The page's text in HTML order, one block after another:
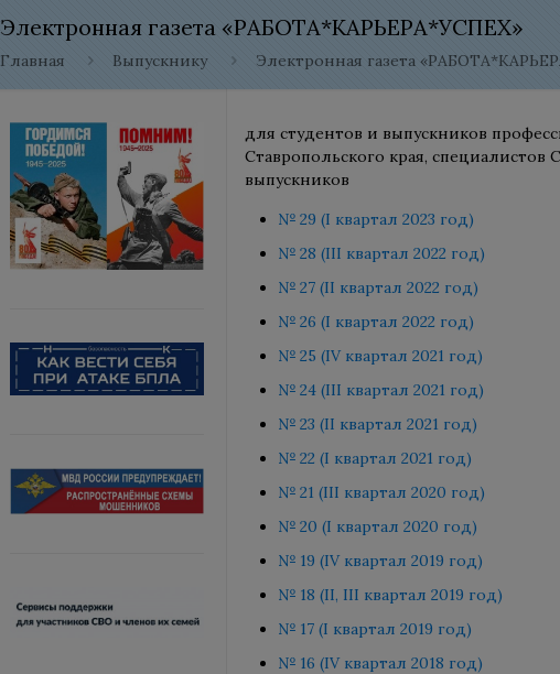
Электронная газета «РАБОТА*КАРЬЕРА*УСПЕХ»
Главная Выпускнику Электронная газета
для студентов и выпускников
Ставропольского края, специалистов
выпускников
№ 29 (I квартал 2023 год)
№ 28 (III квартал 2022 год)
№ 27 (II квартал 2022 год)
№ 26 (I квартал 2022 год)
№ 25 (IV квартал 2021 год)
№ 24 (III квартал 2021 год)
№ 23 (II квартал 2021 год)
№ 22 (I квартал 2021 год)
№ 21 (III квартал 2020 год)
№ 20 (I квартал 2020 год)
№ 19 (IV квартал 2019 год)
№ 18 (II, III квартал 2019 год)
№ 17 (I квартал 2019 год)
№ 16 (IV квартал 2018 год)